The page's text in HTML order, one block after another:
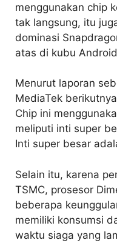
menggunakan chip
tak langsung, itu
dominasi
atas di kubu
Menurut laporan
MediaTek
Chip ini
meliputi inti super
Inti super besar
Selain itu, karena
TSMC, prosesor
beberapa
memiliki konsumsi
waktu siaga yang